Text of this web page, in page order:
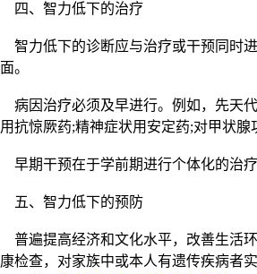
四、智力低下的治疗
智力低下的诊断应与治疗或干预同时
面。
病因治疗必须及早进行。例如，先天
用抗惊厥药;精神症状用安定药;对甲状
早期干预在于学前期进行个体化的治
五、智力低下的预防
普遍提高经济和文化水平，改善生活
康检查，对家族中或本人有遗传疾病者